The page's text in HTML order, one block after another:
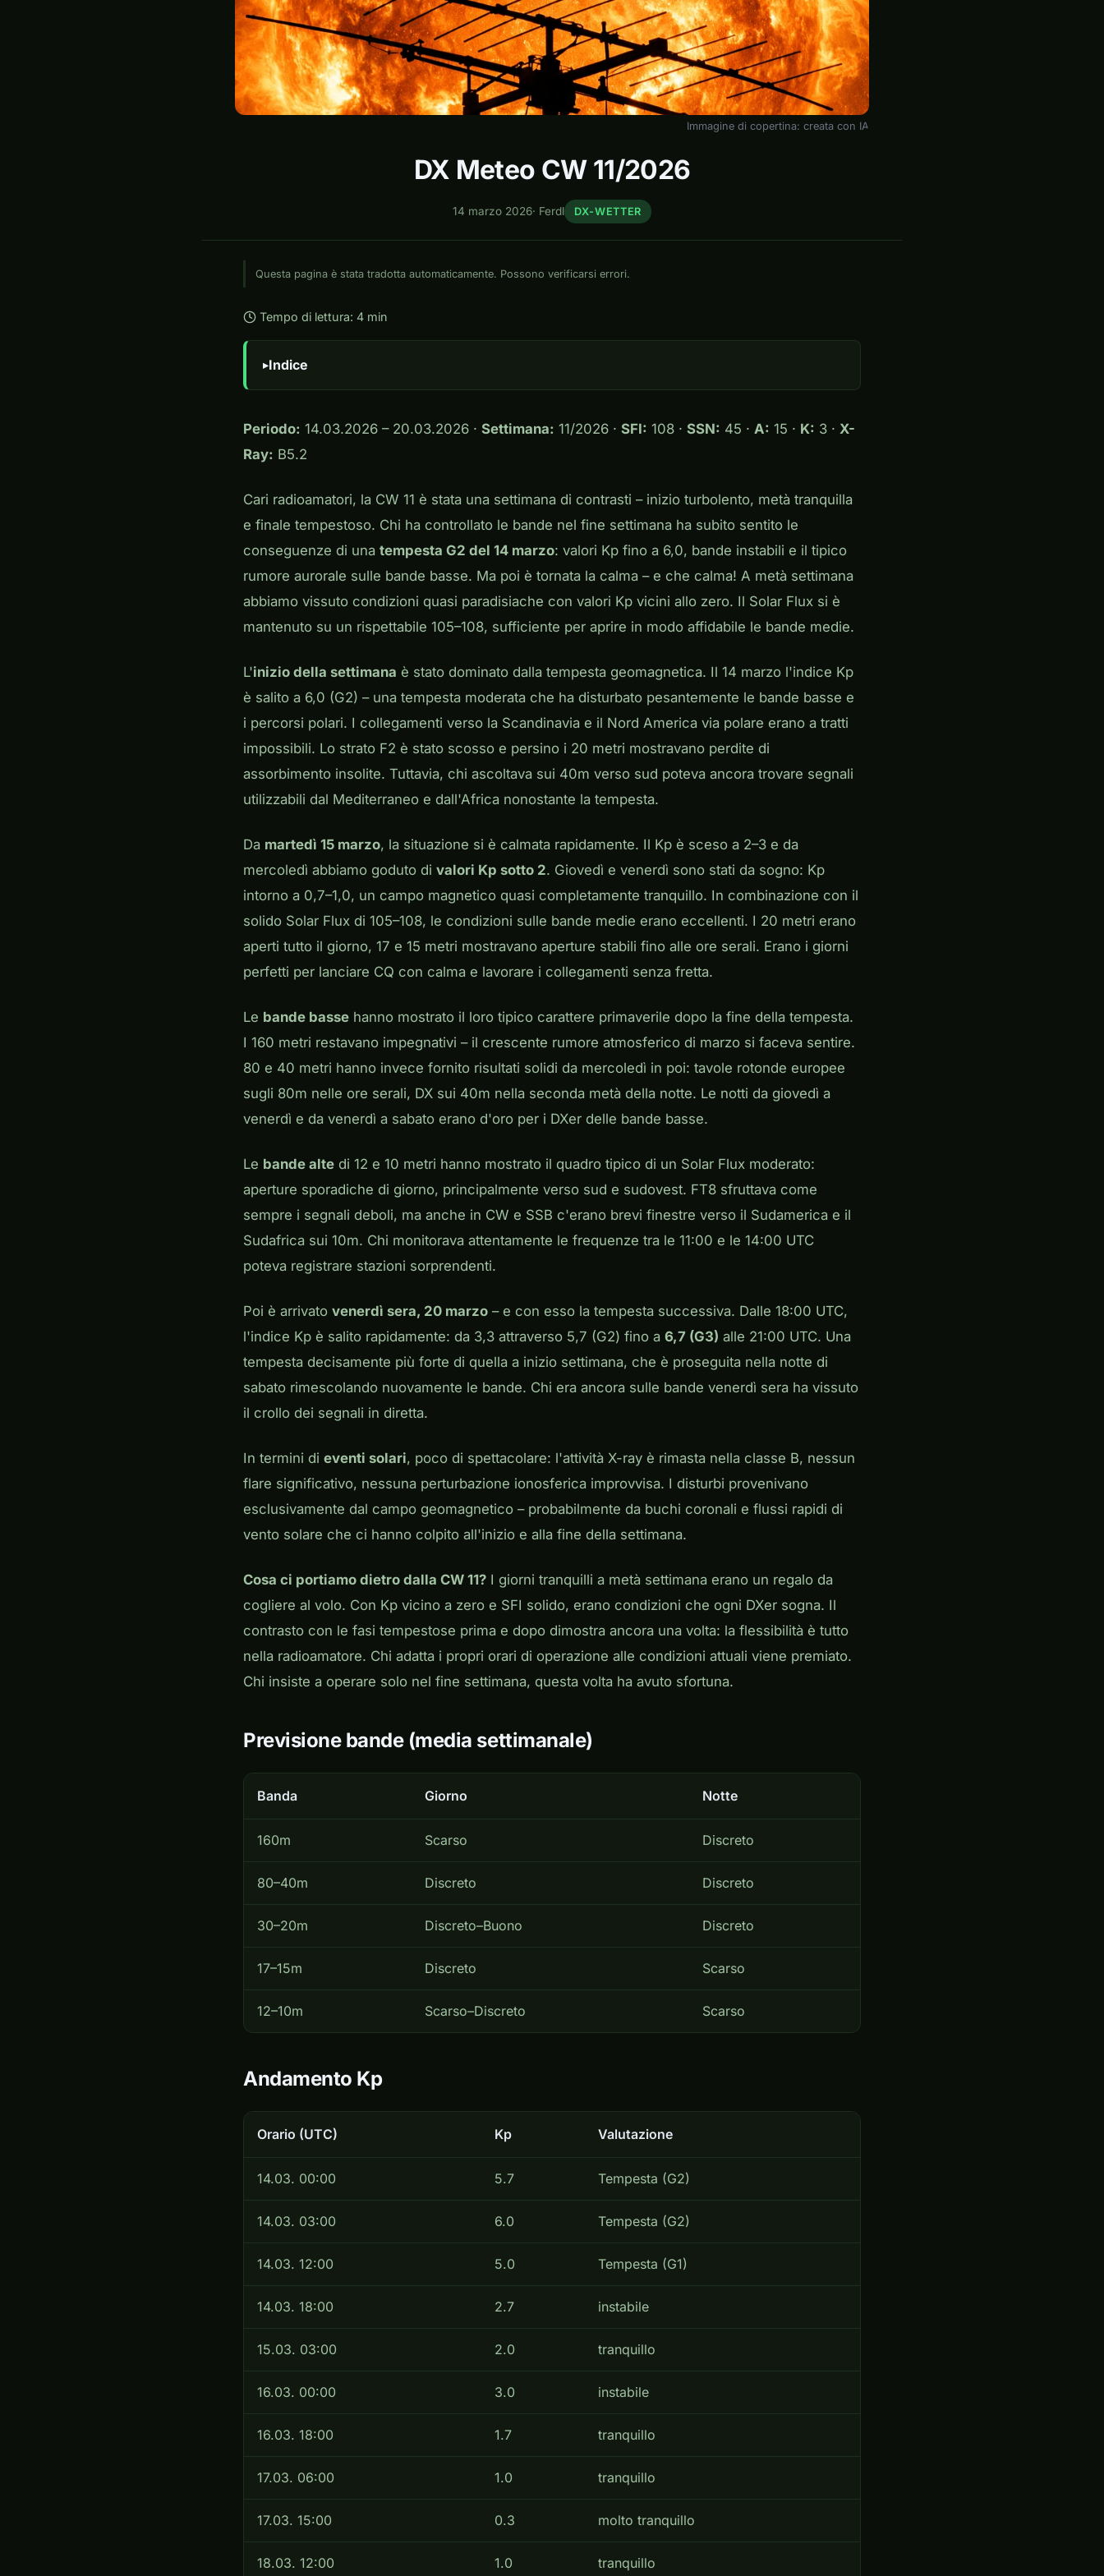
Immagine di copertina: creata con IA
DX Meteo CW 11/2026
14 marzo 2026· Ferdl DX-WETTER
Questa pagina è stata tradotta automaticamente. Possono verificarsi errori.
Tempo di lettura: 4 min
Indice
Periodo: 14.03.2026 – 20.03.2026 · Settimana: 11/2026 · SFI: 108 · SSN: 45 · A: 15 · K: 3 · X-
Ray: B5.2
Cari radioamatori, la CW 11 è stata una settimana di contrasti – inizio turbolento, metà tranquilla
e finale tempestoso. Chi ha controllato le bande nel fine settimana ha subito sentito le
conseguenze di una tempesta G2 del 14 marzo: valori Kp fino a 6,0, bande instabili e il tipico
rumore aurorale sulle bande basse. Ma poi è tornata la calma – e che calma! A metà settimana
abbiamo vissuto condizioni quasi paradisiache con valori Kp vicini allo zero. Il Solar Flux si è
mantenuto su un rispettabile 105–108, sufficiente per aprire in modo affidabile le bande medie.
L'inizio della settimana è stato dominato dalla tempesta geomagnetica. Il 14 marzo l'indice Kp
è salito a 6,0 (G2) – una tempesta moderata che ha disturbato pesantemente le bande basse e
i percorsi polari. I collegamenti verso la Scandinavia e il Nord America via polare erano a tratti
impossibili. Lo strato F2 è stato scosso e persino i 20 metri mostravano perdite di
assorbimento insolite. Tuttavia, chi ascoltava sui 40m verso sud poteva ancora trovare segnali
utilizzabili dal Mediterraneo e dall'Africa nonostante la tempesta.
Da martedì 15 marzo, la situazione si è calmata rapidamente. Il Kp è sceso a 2–3 e da
mercoledì abbiamo goduto di valori Kp sotto 2. Giovedì e venerdì sono stati da sogno: Kp
intorno a 0,7–1,0, un campo magnetico quasi completamente tranquillo. In combinazione con il
solido Solar Flux di 105–108, le condizioni sulle bande medie erano eccellenti. I 20 metri erano
aperti tutto il giorno, 17 e 15 metri mostravano aperture stabili fino alle ore serali. Erano i giorni
perfetti per lanciare CQ con calma e lavorare i collegamenti senza fretta.
Le bande basse hanno mostrato il loro tipico carattere primaverile dopo la fine della tempesta.
I 160 metri restavano impegnativi – il crescente rumore atmosferico di marzo si faceva sentire.
80 e 40 metri hanno invece fornito risultati solidi da mercoledì in poi: tavole rotonde europee
sugli 80m nelle ore serali, DX sui 40m nella seconda metà della notte. Le notti da giovedì a
venerdì e da venerdì a sabato erano d'oro per i DXer delle bande basse.
Le bande alte di 12 e 10 metri hanno mostrato il quadro tipico di un Solar Flux moderato:
aperture sporadiche di giorno, principalmente verso sud e sudovest. FT8 sfruttava come
sempre i segnali deboli, ma anche in CW e SSB c'erano brevi finestre verso il Sudamerica e il
Sudafrica sui 10m. Chi monitorava attentamente le frequenze tra le 11:00 e le 14:00 UTC
poteva registrare stazioni sorprendenti.
Poi è arrivato venerdì sera, 20 marzo – e con esso la tempesta successiva. Dalle 18:00 UTC,
l'indice Kp è salito rapidamente: da 3,3 attraverso 5,7 (G2) fino a 6,7 (G3) alle 21:00 UTC. Una
tempesta decisamente più forte di quella a inizio settimana, che è proseguita nella notte di
sabato rimescolando nuovamente le bande. Chi era ancora sulle bande venerdì sera ha vissuto
il crollo dei segnali in diretta.
In termini di eventi solari, poco di spettacolare: l'attività X-ray è rimasta nella classe B, nessun
flare significativo, nessuna perturbazione ionosferica improvvisa. I disturbi provenivano
esclusivamente dal campo geomagnetico – probabilmente da buchi coronali e flussi rapidi di
vento solare che ci hanno colpito all'inizio e alla fine della settimana.
Cosa ci portiamo dietro dalla CW 11? I giorni tranquilli a metà settimana erano un regalo da
cogliere al volo. Con Kp vicino a zero e SFI solido, erano condizioni che ogni DXer sogna. Il
contrasto con le fasi tempestose prima e dopo dimostra ancora una volta: la flessibilità è tutto
nella radioamatore. Chi adatta i propri orari di operazione alle condizioni attuali viene premiato.
Chi insiste a operare solo nel fine settimana, questa volta ha avuto sfortuna.
Previsione bande (media settimanale)
Banda Giorno Notte
160m Scarso Discreto
80–40m Discreto Discreto
30–20m Discreto–Buono Discreto
17–15m Discreto Scarso
12–10m Scarso–Discreto Scarso
Andamento Kp
Orario (UTC) Kp Valutazione
14.03. 00:00 5.7 Tempesta (G2)
14.03. 03:00 6.0 Tempesta (G2)
14.03. 12:00 5.0 Tempesta (G1)
14.03. 18:00 2.7 instabile
15.03. 03:00 2.0 tranquillo
16.03. 00:00 3.0 instabile
16.03. 18:00 1.7 tranquillo
17.03. 06:00 1.0 tranquillo
17.03. 15:00 0.3 molto tranquillo
18.03. 12:00 1.0 tranquillo